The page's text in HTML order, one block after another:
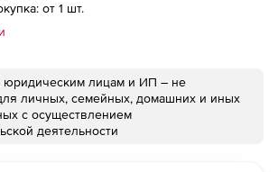
от 1 шт.
юридическим лицам и ИП – не
личных, семейных, домашних и иных
с осуществлением
деятельности